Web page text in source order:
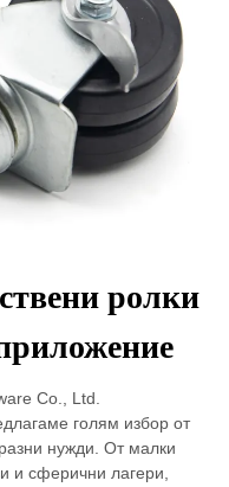
ролки
Co., Ltd.
голям избор от
нужди. От малки
и сферични лагери,